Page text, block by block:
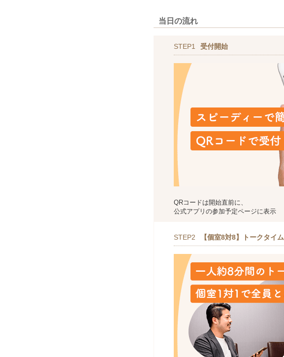
当日の流れ
STEP1 受付開始
QRコードは開始直前に、
公式アプリの参加予定ページに表示
STEP2 【個室8対8】トークタイム